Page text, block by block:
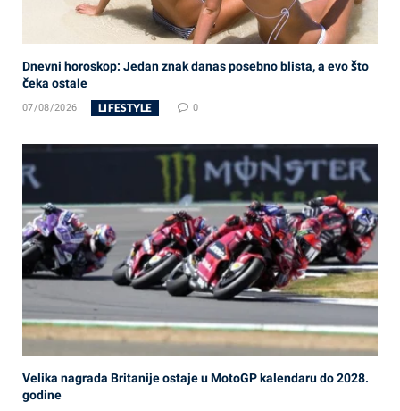
Dnevni horoskop: Jedan znak danas posebno blista, a evo što
čeka ostale
07/08/2026 LIFESTYLE 0
Velika nagrada Britanije ostaje u MotoGP kalendaru do 2028.
godine